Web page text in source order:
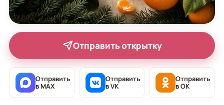
Отправить открытку
Отправить
в MAX
Отправить
в VK
Отправить
в OK